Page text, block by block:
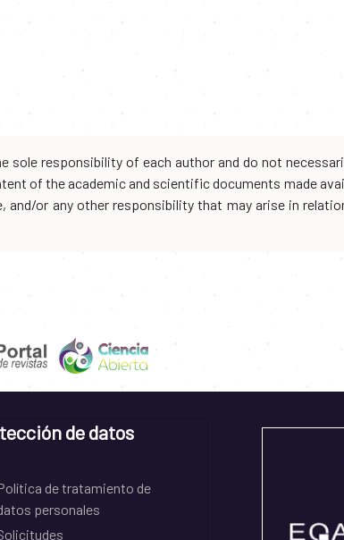
sole responsibility of each author and do not
of the academic and scientific documents made
or any other responsibility that may arise in
de datos
de tratamiento de
personales